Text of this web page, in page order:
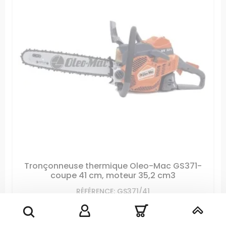
Tronçonneuse thermique Oleo-Mac GS371-
coupe 41 cm, moteur 35,2 cm3
RÉFÉRENCE: GS371/41
35.2cm3Démarrage facile "Easy-On"Guide...